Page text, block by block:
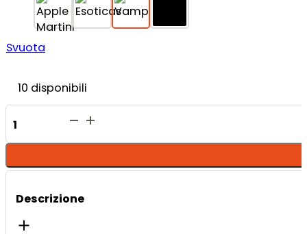
Svuota
10 disponibili
Conchiglia
Slip
Descrizione